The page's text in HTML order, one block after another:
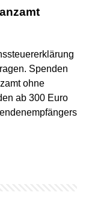
Spenden
ohne
ab 300 Euro